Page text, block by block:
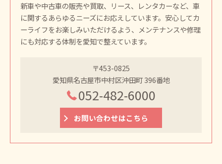
新車や中古車の販売や買取、リース、レンタカーなど、車
に関するあらゆるニーズにお応えしています。安心してカ
ーライフをお楽しみいただけるよう、メンテナンスや修理
にも対応する体制を愛知で整えています。
〒453-0825
愛知県名古屋市中村区沖田町 396番地
052-482-6000
お問い合わせはこちら